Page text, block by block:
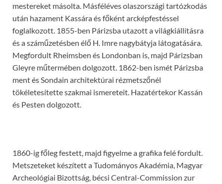
mestereket másolta. Másféléves olaszországi tartózkodás
után hazament Kassára és főként arcképfestéssel
foglalkozott. 1855-ben Párizsba utazott a világkiállításra
és a száműzetésben élő H. Imre nagybátyja látogatására.
Megfordult Rheimsben és Londonban is, majd Párizsban
Gleyre műtermében dolgozott. 1862-ben ismét Párizsba
ment és Sondain architektúrai rézmetszőnél
tökéletesítette szakmai ismereteit. Hazatértekor Kassán
és Pesten dolgozott.
1860-ig főleg festett, majd figyelme a grafika felé fordult.
Metszeteket készített a Tudományos Akadémia, Magyar
Archeológiai Bizottság, bécsi Central-Commission zur